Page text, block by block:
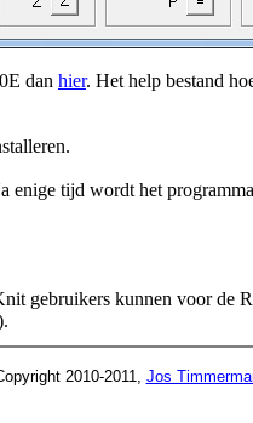
dan hier. Het help bestand
tijd wordt het
gebruikers kunnen voor de
2010-2011, Jos